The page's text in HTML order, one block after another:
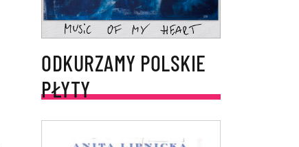
ODKURZAMY POLSKIE
PŁYTY